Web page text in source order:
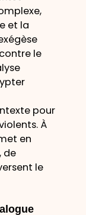
et la
le
pour
À
en
de
le